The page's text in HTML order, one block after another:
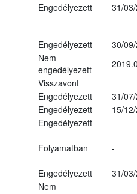
Engedélyezett 31/
Engedélyezett
30/
Nem
engedélyezett
Visszavont
Engedélyezett
31/
Engedélyezett
15/
Engedélyezett
-
Folyamatban -
Engedélyezett
31/
Nem